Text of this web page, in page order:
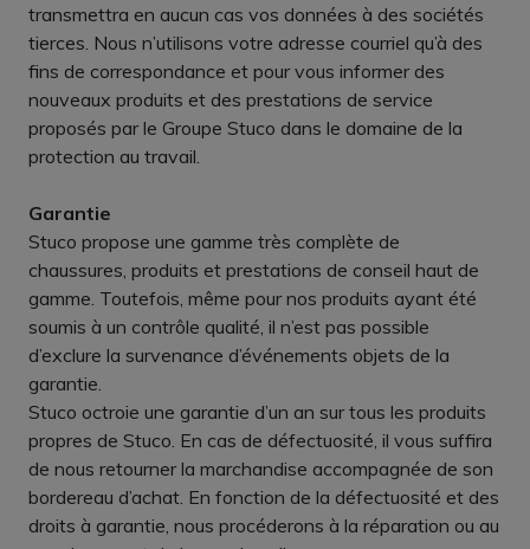
transmettra en aucun cas vos données à des sociétés
tierces. Nous n’utilisons votre adresse courriel qu’à des
fins de correspondance et pour vous informer des
nouveaux produits et des prestations de service
proposés par le Groupe Stuco dans le domaine de la
protection au travail.
Garantie
Stuco propose une gamme très complète de
chaussures, produits et prestations de conseil haut de
gamme. Toutefois, même pour nos produits ayant été
soumis à un contrôle qualité, il n’est pas possible
d’exclure la survenance d’événements objets de la
garantie.
Stuco octroie une garantie d’un an sur tous les produits
propres de Stuco. En cas de défectuosité, il vous suffira
de nous retourner la marchandise accompagnée de son
bordereau d’achat. En fonction de la défectuosité et des
droits à garantie, nous procéderons à la réparation ou au